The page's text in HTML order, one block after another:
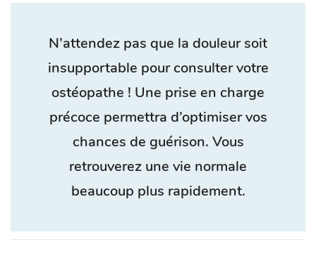
N’attendez pas que la douleur soit
insupportable pour consulter votre
ostéopathe ! Une prise en charge
précoce permettra d’optimiser vos
chances de guérison. Vous
retrouverez une vie normale
beaucoup plus rapidement.